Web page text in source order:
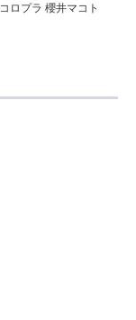
コロプラ 櫻井マコト